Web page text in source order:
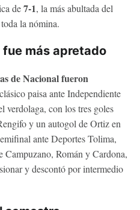
de7-1, la más abultada del
la nómina.
más apretado
de Nacional fueron
paisa ante Independiente
verdolaga, con los tres goles
y un autogol de Ortiz en
ante Deportes Tolima,
Román y Cardona,
y descontó por intermedio